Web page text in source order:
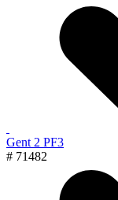
Gent 2 PF3
# 71482